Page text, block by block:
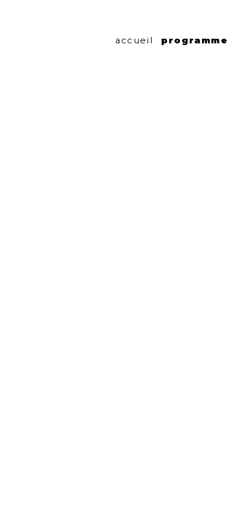
accueil programme